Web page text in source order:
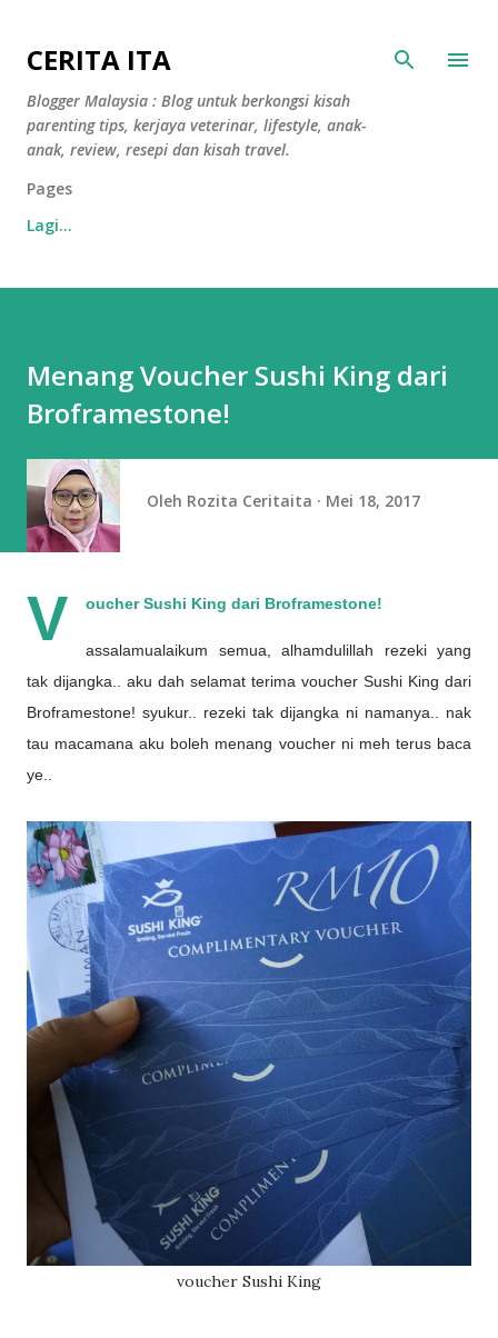
CERITA ITA
Blogger Malaysia : Blog untuk berkongsi kisah
parenting tips, kerjaya veterinar, lifestyle, anak-
anak, review, resepi dan kisah travel.
Pages
Lagi…
Menang Voucher Sushi King dari
Broframestone!
Oleh Rozita Ceritaita Mei 18, 2017
V oucher Sushi King dari Broframestone!
assalamualaikum semua, alhamdulillah rezeki yang
tak dijangka.. aku dah selamat terima voucher Sushi King dari
Broframestone! syukur.. rezeki tak dijangka ni namanya.. nak
tau macamana aku boleh menang voucher ni meh terus baca
ye..
voucher Sushi King